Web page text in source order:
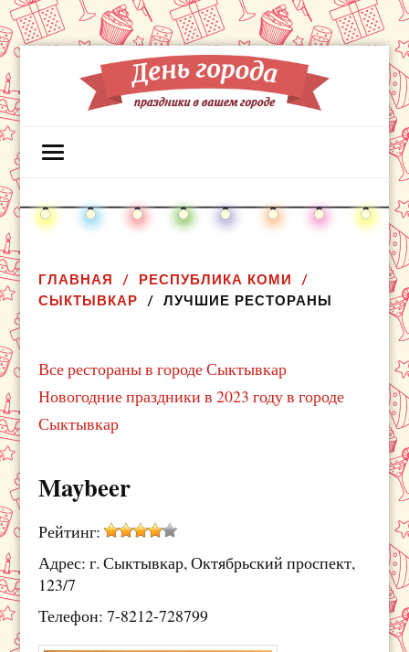
ГЛАВНАЯ
РЕСПУБЛИКА КОМИ
СЫКТЫВКАР
ЛУЧШИЕ РЕСТОРАНЫ
Все рестораны в городе Сыктывкар
Новогодние праздники в 2023 году в городе
Сыктывкар
Maybeer
Рейтинг:
Адрес: г. Сыктывкар, Октябрьский проспект,
123/7
Телефон: 7-8212-728799